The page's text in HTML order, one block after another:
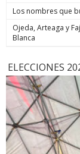
Los nombres que
Ojeda, Arteaga y
Blanca
ELECCIONES